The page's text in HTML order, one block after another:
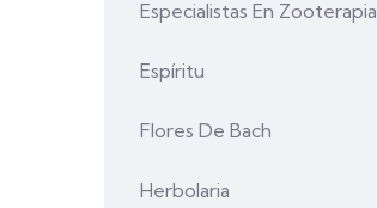
Especialistas En Zooterapia
Espíritu
Flores De Bach
Herbolaria